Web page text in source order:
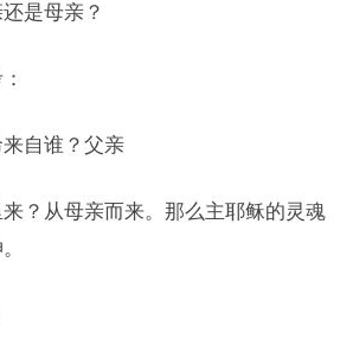
是母亲？
自谁？父亲
？从母亲而来。那么主耶稣的灵魂